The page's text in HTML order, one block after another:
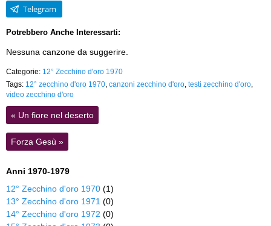
Telegram
Potrebbero Anche Interessarti:
Nessuna canzone da suggerire.
Categorie: 12° Zecchino d'oro 1970
Tags: 12° zecchino d'oro 1970 canzoni zecchino d'oro testi zecchino d'oro
video zecchino d'oro
« Un fiore nel deserto
Forza Gesù »
Anni 1970-1979
12° Zecchino d'oro 1970 (1)
13° Zecchino d'oro 1971 (0)
14° Zecchino d'oro 1972 (0)